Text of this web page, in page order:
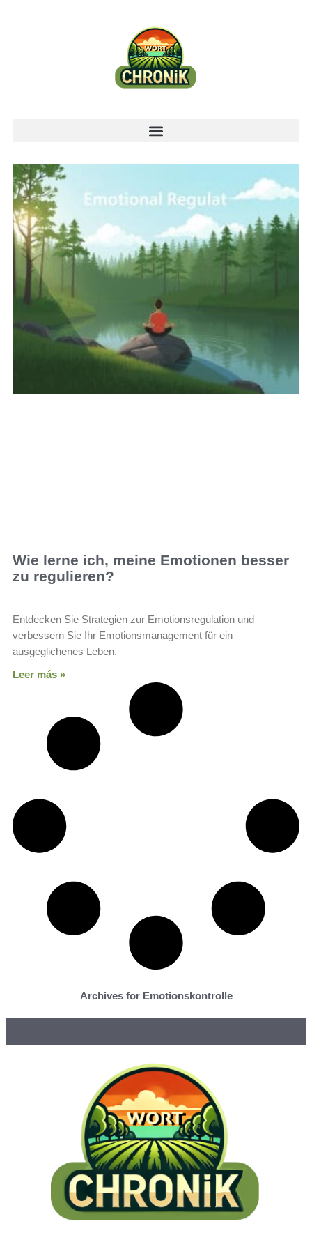
Wie lerne ich, meine Emotionen besser
zu regulieren?
Entdecken Sie Strategien zur Emotionsregulation und
verbessern Sie Ihr Emotionsmanagement für ein
ausgeglichenes Leben.
Leer más »
Archives for Emotionskontrolle